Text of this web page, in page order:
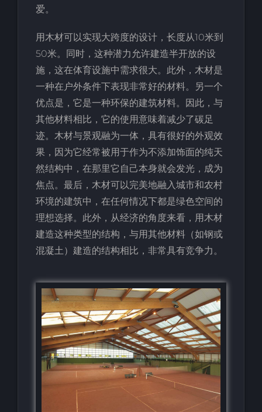
爱。
用木材可以实现大跨度的设计，长度从10米到
50米。同时，这种潜力允许建造半开放的设
施，这在体育设施中需求很大。此外，木材是
一种在户外条件下表现非常好的材料。另一个
优点是，它是一种环保的建筑材料。因此，与
其他材料相比，它的使用意味着减少了碳足
迹。木材与景观融为一体，具有很好的外观效
果，因为它经常被用于作为不添加饰面的纯天
然结构中，在那里它自己本身就会发光，成为
焦点。最后，木材可以完美地融入城市和农村
环境的建筑中，在任何情况下都是绿色空间的
理想选择。此外，从经济的角度来看，用木材
建造这种类型的结构，与用其他材料（如钢或
混凝土）建造的结构相比，非常具有竞争力。